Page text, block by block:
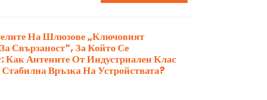
На Шлюзове „Ключовият
Свързаност“, За Който Се
Как Антените От Индустриален Клас
Връзка На Устройствата?